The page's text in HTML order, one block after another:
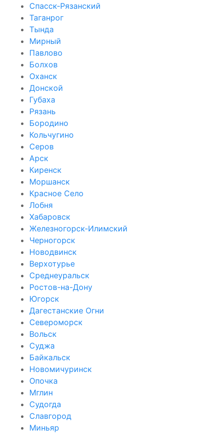
Спасск-Рязанский
Таганрог
Тында
Мирный
Павлово
Болхов
Оханск
Донской
Губаха
Рязань
Бородино
Кольчугино
Серов
Арск
Киренск
Моршанск
Красное Село
Лобня
Хабаровск
Железногорск-Илимский
Черногорск
Новодвинск
Верхотурье
Среднеуральск
Ростов-на-Дону
Югорск
Дагестанские Огни
Североморск
Вольск
Суджа
Байкальск
Новомичуринск
Опочка
Мглин
Судогда
Славгород
Миньяр